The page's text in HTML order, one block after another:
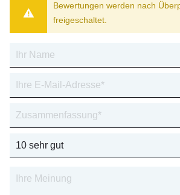
Bewertungen werden nach
freigeschaltet.